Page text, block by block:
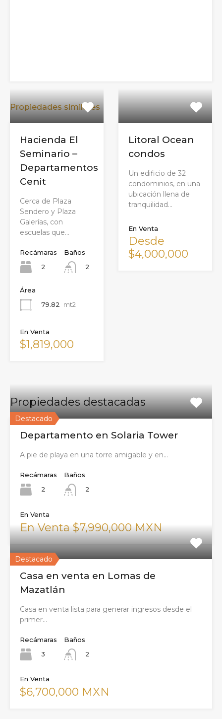
Propiedades similares
Hacienda El
Seminario –
Departamentos
Cenit
Cerca de Plaza
Sendero y Plaza
Galerías, con
escuelas que…
Recámaras
2
Baños
2
Área
79.82 mt2
En Venta
$1,819,000
Litoral Ocean
condos
Un edificio de 32
condominios, en una
ubicación llena de
tranquilidad…
En Venta
Desde
$4,000,000
Propiedades destacadas
Destacado
Departamento en Solaria Tower
A pie de playa en una torre amigable y en…
Recámaras
2
Baños
2
En Venta
En Venta $7,990,000 MXN
Destacado
Casa en venta en Lomas de
Mazatlán
Casa en venta lista para generar ingresos desde el
primer…
Recámaras
3
Baños
2
En Venta
$6,700,000 MXN